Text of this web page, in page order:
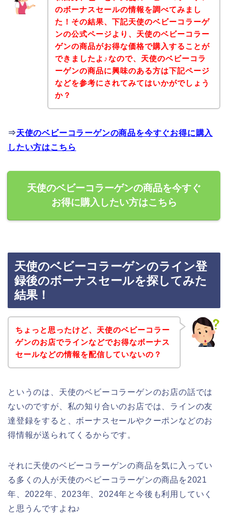
のボーナスセールの情報を調べてみまし
た！その結果、下記天使のベビーコラーゲ
ンの公式ページより、天使のベビーコラー
ゲンの商品がお得な価格で購入することが
できましたよ♪なので、天使のベビーコラ
ーゲンの商品に興味のある方は下記ページ
などを参考にされてみてはいかがでしょう
か？
⇒天使のベビーコラーゲンの商品を今すぐお得に購入
したい方はこちら
天使のベビーコラーゲンの商品を今すぐ
お得に購入したい方はこちら
天使のベビーコラーゲンのライン登
録後のボーナスセールを探してみた
結果！
ちょっと思ったけど、天使のベビーコラー
ゲンのお店でラインなどでお得なボーナス
セールなどの情報を配信していないの？
というのは、天使のベビーコラーゲンのお店の話では
ないのですが、私の知り合いのお店では、ラインの友
達登録をすると、ボーナスセールやクーポンなどのお
得情報が送られてくるからです。
それに天使のベビーコラーゲンの商品を気に入ってい
る多くの人が天使のベビーコラーゲンの商品を2021
年、2022年、2023年、2024年と今後も利用していく
と思うんですよね♪